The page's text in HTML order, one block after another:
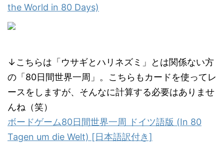
the World in 80 Days)
↓こちらは「ウサギとハリネズミ」とは関係ない方
の「80日間世界一周」。こちらもカードを使ってレ
ースをしますが、そんなに計算する必要はありませ
んね（笑）
ボードゲーム80日間世界一周 ドイツ語版 (In 80
Tagen um die Welt) [日本語訳付き]